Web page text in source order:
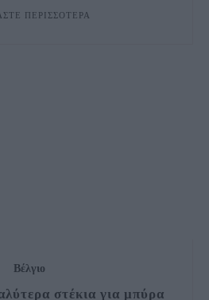
ΠΕΡΙΣΣΌΤΕΡΑ
Βέλγιο
στέκια για μπύρα